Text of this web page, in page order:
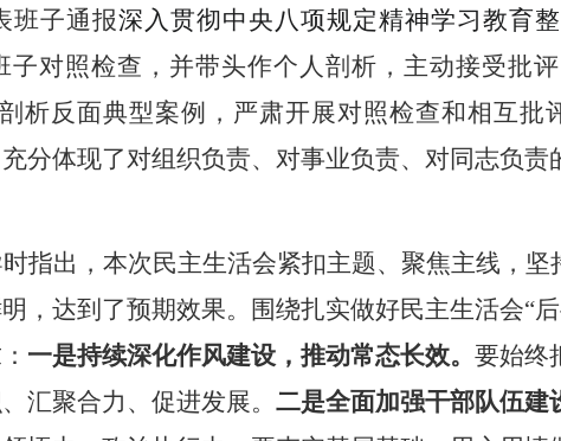
班子通报深入贯彻中央八项规定精神学习教育整
子对照检查，并带头作个人剖析，主动接受批
剖析反面典型案例，严肃开展对照检查和相互批
分体现了对组织负责、对事业负责、对同志负
指出 ，本次民主生活会紧扣主题、聚焦主线，
，达到了预期效果。
围绕扎实做好民主生活会“
一是持续深化作风建设，推动常态长效。 要始终
汇聚合力、促进发展。 二是全面加强干部队伍建